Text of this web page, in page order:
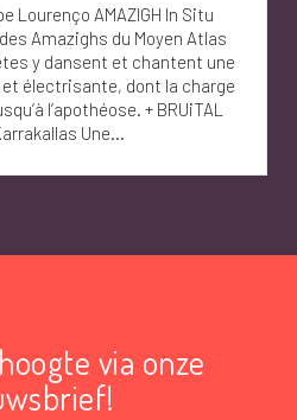
Lourenço AMAZIGH In Situ
Amazighs du Moyen Atlas
y dansent et chantent une
électrisante, dont la charge
l’apothéose. + BRUiTAL
Une...
via onze